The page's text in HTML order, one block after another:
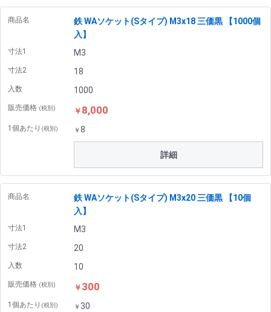
商品名
鉄 WAソケット(Sタイプ) M3x18 三価黒 【1000個
入】
寸法1 M3
寸法2 18
入数 1000
販売価格 (税別) ￥ 8,000
1個あたり (税別) ￥8
詳細
商品名
鉄 WAソケット(Sタイプ) M3x20 三価黒 【10個
入】
寸法1 M3
寸法2 20
入数 10
販売価格 (税別) ￥ 300
1個あたり (税別) ￥ 30